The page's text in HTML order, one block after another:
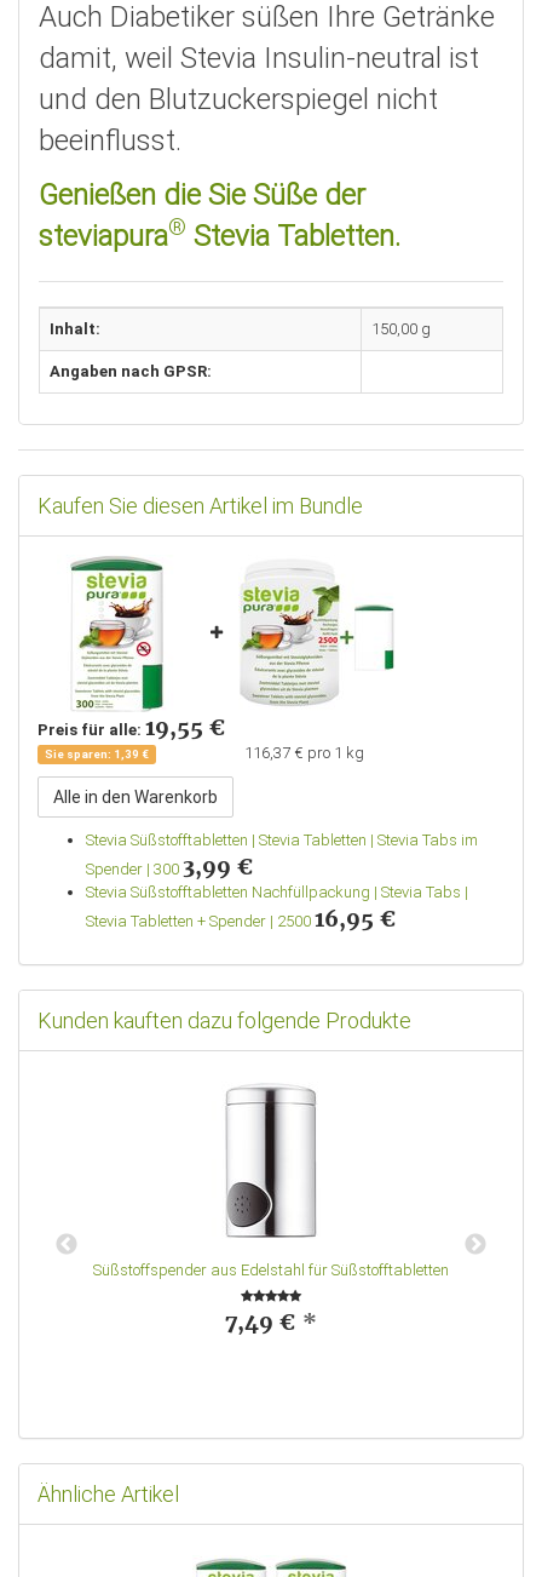
Auch Diabetiker süßen Ihre Getränke
damit, weil Stevia Insulin-neutral ist
und den Blutzuckerspiegel nicht
beeinflusst.
Genießen die Sie Süße der
steviapura® Stevia Tabletten.
Inhalt: 150,00 g
Angaben nach GPSR:
Kaufen Sie diesen Artikel im Bundle
Preis für alle: 19,55 €
Sie sparen: 1,39 € 116,37 € pro 1 kg
Alle in den Warenkorb
Stevia Süßstofftabletten | Stevia Tabletten | Stevia Tabs im
Spender | 300 3,99 €
Stevia Süßstofftabletten Nachfüllpackung | Stevia Tabs |
Stevia Tabletten + Spender | 2500 16,95 €
Kunden kauften dazu folgende Produkte
Süßstoffspender aus Edelstahl für Süßstofftabletten
7,49 € *
Ähnliche Artikel